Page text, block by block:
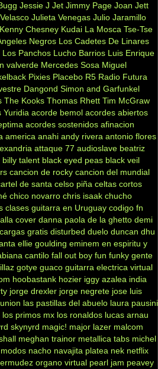
Jessie J Jet Jimmy Page Joan Jett
Julieta Venegas Julio Jaramillo
Kenny Chesney Kudai La Mosca Tse-Tse
Negros Los Cadetes De Linares
Los Panchos Lucho Barrios Luis Enrique
valverde Mercedes Sosa Miguel
Pixies Placebo R5 Radio Futura
Dangond Simon and Garfunkel
The Kooks Thomas Rhett Tim McGraw
Yuridia acorde bemol acordes abiertos
acordes sostenidos afinacion
america anahi andy rivera antonio flores
attaque 77 audioslave beatriz
billy talent black eyed peas black veil
cancion de rocky cancion del mundial
de santa celso piña celtas cortos
chico novarro chris isaak chucho
clases guitarra en Uruguay codigo fn
cover danna paola de la ghetto demi
gratis disturbed duelo duncan dhu
ellie goulding eminem en espiritu y
cantilo fall out boy fun funky gente
gotye guaco guitarra electrica virtual
hoobastank hozier iggy azalea india
jorge drexler jorge negrete jose luis
las pastillas del abuelo laura pausini
los primos mx los ronaldos lucas arnau
skynyrd magic! major lazer malcom
meghan trainor metallica tabs michel
modos nacho navajita platea nek netflix
organo virtual pearl jam peavey